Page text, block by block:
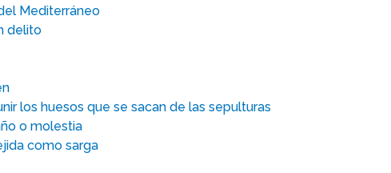
Mediterráneo
delito
los huesos que se sacan de las sepulturas
o molestia
como sarga